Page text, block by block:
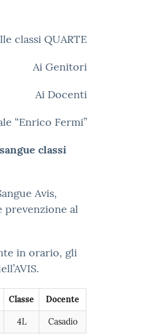
classi QUARTE
Ai Genitori
Ai Docenti
“Enrico Fermi”
classi
Avis,
prevenzione al
in orario, gli
Classe Docente
4L Casadio